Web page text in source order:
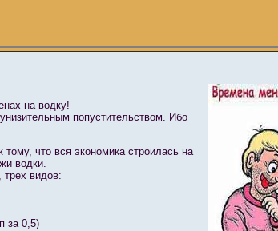
на водку!
попустительством. Ибо
что вся экономика строилась на
водки.
видов:
за 0,5)